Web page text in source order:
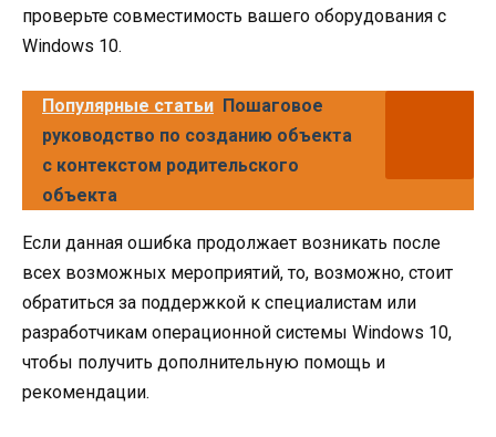
проверьте совместимость вашего оборудования с
Windows 10.
Популярные статьи Пошаговое
руководство по созданию объекта
с контекстом родительского
объекта
Если данная ошибка продолжает возникать после
всех возможных мероприятий, то, возможно, стоит
обратиться за поддержкой к специалистам или
разработчикам операционной системы Windows 10,
чтобы получить дополнительную помощь и
рекомендации.